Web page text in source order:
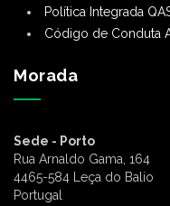
Política Integrada
Código de Conduta
Morada
Sede - Porto
Rua Arnaldo Gama, 164
4465-584 Leça do Balio
Portugal